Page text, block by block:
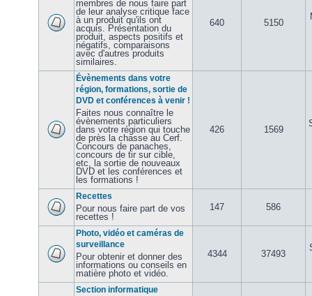
membres de nous faire part
de leur analyse critique face
à un produit qu'ils ont
acquis. Présentation du
produit, aspects positifs et
négatifs, comparaisons
avec d'autres produits
similaires.
640 5150
Évènements dans votre
région, formations, sortie de
DVD et conférences à venir !
Faites nous connaître le
évènements particuliers
dans votre région qui touche
de près la chasse au Cerf.
Concours de panaches,
concours de tir sur cible,
etc, la sortie de nouveaux
DVD et les conférences et
les formations !
426 1569
Recettes
Pour nous faire part de vos
recettes !
147 586
Photo, vidéo et caméras de
surveillance
Pour obtenir et donner des
informations ou conseils en
matière photo et vidéo.
4344 37493
Section informatique